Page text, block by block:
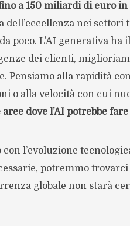
a 150 miliardi di euro
dell’eccellenza nei
poco. L’AI generativa
dei clienti,
Pensiamo alla rapidità
o alla velocità con cui
dove l’AI potrebbe
l’evoluzione
potremmo
globale non starà